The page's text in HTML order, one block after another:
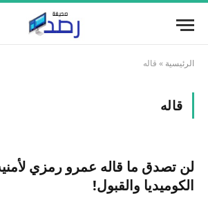
الرئيسية » قاله
قاله
لن تصدق ما قاله عمرو رمزي
الكوميديا والقبول!